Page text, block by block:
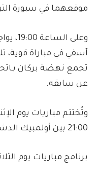
موقعهما في سبورة
وعلى
آسفي في مباراة قوية،
تجمع نهضة بركان
عن سابقه.
وتُختتم مباريات يوم
21:00 بين أولمبيك الدشيرة وحسنية أكادير.
برنامج مباريات يوم الثلاثاء 09